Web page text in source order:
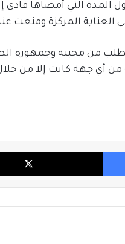
المدة التي أمضاها فادي
المركزة ومنعت عنه
من محبيه وجمهوره
أي جهة كانت إلا من خلال
فيسبوك